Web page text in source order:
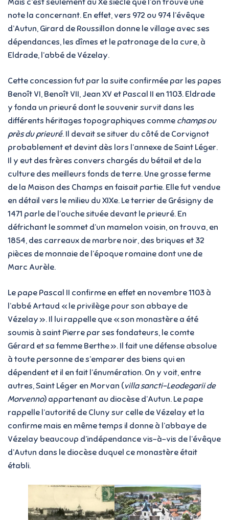
Mais c’est seulement au Xe siècle que l’on trouve une
note la concernant. En effet, vers 972 ou 974 l’évêque
d’Autun, Girard de Roussillon donne le village avec ses
dépendances, les dîmes et le patronage de la cure, à
Eldrade, l’abbé de Vézelay.
Cette concession fut par la suite confirmée par les papes
Benoît VI, Benoît VII, Jean XV et Pascal II en 1103. Eldrade
y fonda un prieuré dont le souvenir survit dans les
différents héritages topographiques comme champs ou
près du prieuré. Il devait se situer du côté de Corvignot
probablement et devint dès lors l’annexe de Saint Léger.
Il y eut des frères convers chargés du bétail et de la
culture des meilleurs fonds de terre. Une grosse ferme
de la Maison des Champs en faisait partie. Elle fut vendue
en détail vers le milieu du XIXe. Le terrier de Grésigny de
1471 parle de l’ouche située devant le prieuré. En
défrichant le sommet d’un mamelon voisin, on trouva, en
1854, des carreaux de marbre noir, des briques et 32
pièces de monnaie de l’époque romaine dont une de
Marc Aurèle.
Le pape Pascal II confirme en effet en novembre 1103 à
l’abbé Artaud « le privilège pour son abbaye de
Vézelay ». Il lui rappelle que « son monastère a été
soumis à saint Pierre par ses fondateurs, le comte
Gérard et sa femme Berthe ». Il fait une défense absolue
à toute personne de s’emparer des biens qui en
dépendent et il en fait l’énumération. On y voit, entre
autres, Saint Léger en Morvan (villa sancti-Leodegarii de
Morvenno) appartenant au diocèse d’Autun. Le pape
rappelle l’autorité de Cluny sur celle de Vézelay et la
confirme mais en même temps il donne à l’abbaye de
Vézelay beaucoup d’indépendance vis-à-vis de l’évêque
d’Autun dans le diocèse duquel ce monastère était
établi.